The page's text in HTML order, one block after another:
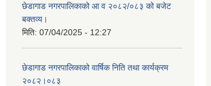
छेडागाड नगरपालिकाको आ व २०८२/०८३ को बजेट
बक्तव्य।
मिति: 07/04/2025 - 12:27
छेडागाड नगरपालिकाको वार्षिक निति तथा कार्यक्रम
२०८२।०८३